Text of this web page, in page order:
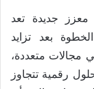
جديدة تعد
بعد تزايد
مجالات متعددة،
رقمية تتجاوز